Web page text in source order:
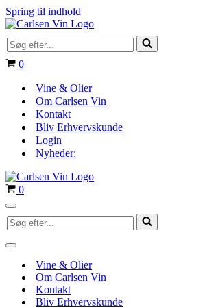
Spring til indhold
Søg
efter...
Indkøbskurv
0
Vine & Olier
Om Carlsen Vin
Kontakt
Bliv Erhvervskunde
Login
Nyheder:
Indkøbskurv
0
Navigation
menu
Søg
efter...
Navigation
Vine & Olier
Om Carlsen Vin
Kontakt
Bliv Erhvervskunde